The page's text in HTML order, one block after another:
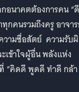
กอนาคตต้องการคน “
กคนรวมถึงครู อาจา
วามซื่อสัตย์ ความรับ
เข้าใจผู้อื่น พลังแห่ง
“คิดดี พูดดี ทำดี กล้า